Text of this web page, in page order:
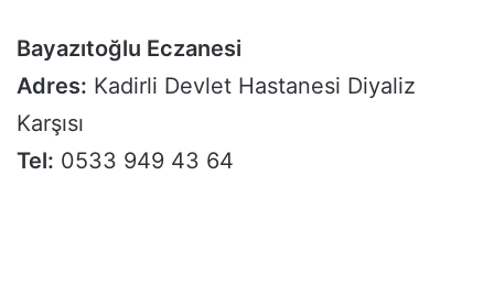
Bayazıtoğlu Eczanesi
Adres: Kadirli Devlet Hastanesi Diyaliz
Karşısı
Tel: 0533 949 43 64